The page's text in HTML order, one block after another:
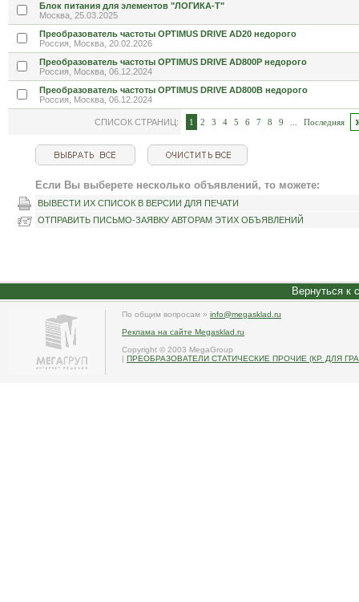
Блок питания для элементов "ЛОГИКА-Т"
Москва, 25.03.2025
Преобразователь частоты OPTIMUS DRIVE AD20 недорого
Россия, Москва, 20.02.2026
Преобразователь частоты OPTIMUS DRIVE AD800P недорого
Россия, Москва, 06.12.2024
Преобразователь частоты OPTIMUS DRIVE AD800B недорого
Россия, Москва, 06.12.2024
СПИСОК СТРАНИЦ: 1 2 3 4 5 6 7 8 9 Последняя
Если Вы выберете несколько объявлений, то можете:
ВЫВЕСТИ ИХ СПИСОК В ВЕРСИИ ДЛЯ ПЕЧАТИ
ОТПРАВИТЬ ПИСЬМО-ЗАЯВКУ АВТОРАМ ЭТИХ ОБЪЯВЛЕНИЙ
Вернуться к
По общим вопросам » info@megasklad.ru
Реклама на сайте Megasklad.ru
Copyright © 2003 MegaGroup
| ПРЕОБРАЗОВАТЕЛИ СТАТИЧЕСКИЕ ПРОЧИЕ (КР. ДЛЯ